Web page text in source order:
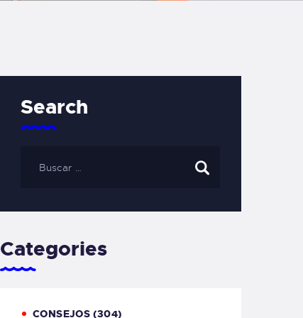
Search
Categories
CONSEJOS (304)